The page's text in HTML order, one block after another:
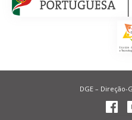
DGE – Direção-